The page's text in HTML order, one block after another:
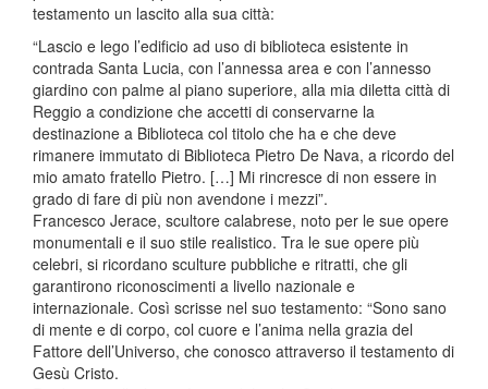
testamento un lascito alla sua città:
“Lascio e lego l’edificio ad uso di biblioteca esistente in
contrada Santa Lucia, con l’annessa area e con l’annesso
giardino con palme al piano superiore, alla mia diletta città di
Reggio a condizione che accetti di conservarne la
destinazione a Biblioteca col titolo che ha e che deve
rimanere immutato di Biblioteca Pietro De Nava, a ricordo del
mio amato fratello Pietro. […] Mi rincresce di non essere in
grado di fare di più non avendone i mezzi”.
Francesco Jerace, scultore calabrese, noto per le sue opere
monumentali e il suo stile realistico. Tra le sue opere più
celebri, si ricordano sculture pubbliche e ritratti, che gli
garantirono riconoscimenti a livello nazionale e
internazionale. Così scrisse nel suo testamento: “Sono sano
di mente e di corpo, col cuore e l’anima nella grazia del
Fattore dell’Universo, che conosco attraverso il testamento di
Gesù Cristo.